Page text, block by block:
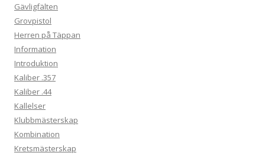
Gävligfälten
Grovpistol
Herren på Täppan
Information
Introduktion
Kaliber .357
Kaliber .44
Kallelser
Klubbmästerskap
Kombination
Kretsmästerskap